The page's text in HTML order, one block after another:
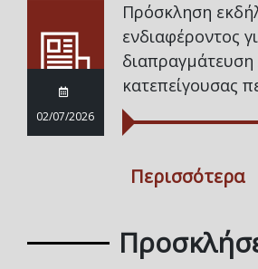
02/07/2026
Πρόσκληση
ενδιαφέροντος
κατεπείγουσας
Περισσότερα